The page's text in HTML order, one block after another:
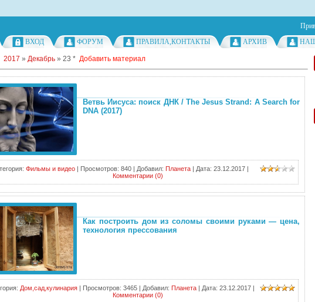
ВХОД ФОРУМ ПРАВИЛА,КОНТАКТЫ АРХИВ
2017 » Декабрь » 23 * Добавить материал
Ветвь Иисуса: поиск ДНК / The Jesus Strand: A Search for
DNA (2017)
Фильмы и видео| Просмотров: 840 | Добавил: Планета| Дата: 23.12.2017 |
Комментарии (0)
Как построить дом из соломы своими руками — цена,
технология прессования
Дом,сад,кулинария| Просмотров: 3465 | Добавил: Планета| Дата: 23.12.2017 |
Комментарии (0)